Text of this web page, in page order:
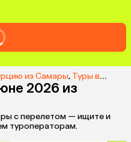
из Самары, Туры в Бельдиби из Самары
2026 из
с перелетом — ищите и
туроператорам.